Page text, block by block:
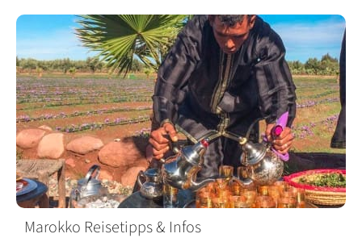
Marokko Reisetipps & Infos